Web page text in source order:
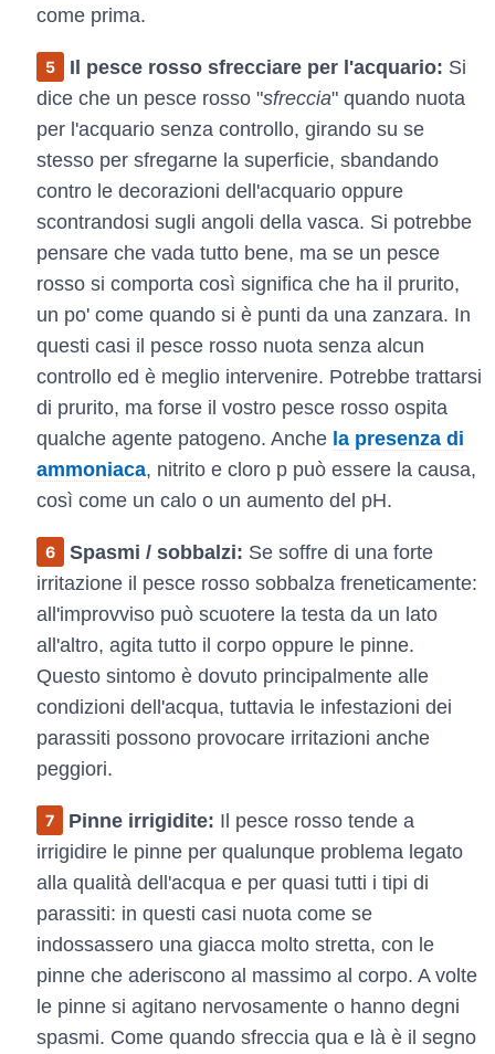
come prima.
Il pesce rosso sfrecciare per l'acquario: Si
dice che un pesce rosso "sfreccia" quando nuota
per l'acquario senza controllo, girando su se
stesso per sfregarne la superficie, sbandando
contro le decorazioni dell'acquario oppure
scontrandosi sugli angoli della vasca. Si potrebbe
pensare che vada tutto bene, ma se un pesce
rosso si comporta così significa che ha il prurito,
un po' come quando si è punti da una zanzara. In
questi casi il pesce rosso nuota senza alcun
controllo ed è meglio intervenire. Potrebbe trattarsi
di prurito, ma forse il vostro pesce rosso ospita
qualche agente patogeno. Anche la presenza di
ammoniaca, nitrito e cloro p può essere la causa,
così come un calo o un aumento del pH.
Spasmi / sobbalzi: Se soffre di una forte
irritazione il pesce rosso sobbalza freneticamente:
all'improvviso può scuotere la testa da un lato
all'altro, agita tutto il corpo oppure le pinne.
Questo sintomo è dovuto principalmente alle
condizioni dell'acqua, tuttavia le infestazioni dei
parassiti possono provocare irritazioni anche
peggiori.
Pinne irrigidite: Il pesce rosso tende a
irrigidire le pinne per qualunque problema legato
alla qualità dell'acqua e per quasi tutti i tipi di
parassiti: in questi casi nuota come se
indossassero una giacca molto stretta, con le
pinne che aderiscono al massimo al corpo. A volte
le pinne si agitano nervosamente o hanno degni
spasmi. Come quando sfreccia qua e là è il segno